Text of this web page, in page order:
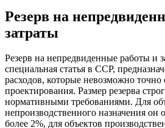
Резерв на
затраты
Резерв на непредвиденные работы и
специальная статья в ССР,
расходов, которые невозможно точно
проектирования. Размер резерва
нормативными требованиями. Для
непроизводственного назначения он
более 2%, для объектов